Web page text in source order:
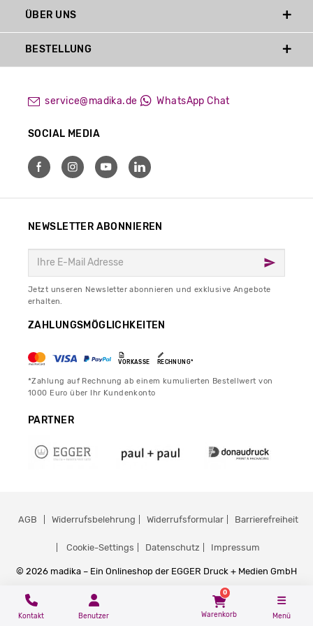
service@madika.de WhatsApp Chat
SOCIAL MEDIA
ÜBER UNS
BESTELLUNG
NEWSLETTER ABONNIEREN
Jetzt unseren Newsletter abonnieren und exklusive Angebote
erhalten.
ZAHLUNGSMÖGLICHKEITEN
VORKASSE RECHNUNG*
*Zahlung auf Rechnung ab einem kumulierten Bestellwert von
1000 Euro über Ihr Kundenkonto
PARTNER
© 2026 madika – Ein Onlineshop der EGGER Druck + Medien GmbH
AGB Widerrufsbelehrung Widerrufsformular Barrierefreiheit
Cookie-Settings Datenschutz Impressum
Kontakt Benutzer
0
Warenkorb Menü